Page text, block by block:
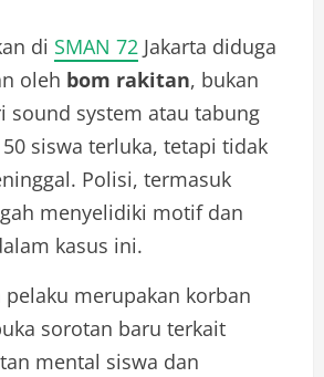
di SMAN 72 Jakarta diduga
oleh bom rakitan, bukan
sound system atau tabung
siswa terluka, tetapi tidak
Polisi, termasuk
menyelidiki motif dan
kasus ini.
pelaku merupakan korban
sorotan baru terkait
mental siswa dan